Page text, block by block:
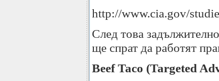
http://www.cia.gov/
След това
ще спрат да работят
Beef Taco (Targeted